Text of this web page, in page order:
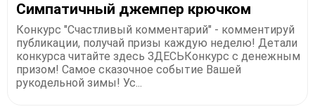
Симпатичный джемпер крючком
Конкурс "Счастливый комментарий" - комментируй
публикации, получай призы каждую неделю! Детали
конкурса читайте здесь ЗДЕСЬКонкурс с денежным
призом! Самое сказочное событие Вашей
рукодельной зимы! Ус...